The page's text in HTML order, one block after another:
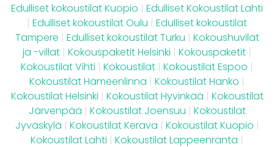
Edulliset kokoustilat Kuopio | Edulliset Kokoustilat Lahti
| Edulliset kokoustilat Oulu | Edulliset kokoustilat
Tampere | Edulliset kokoustilat Turku | Kokoushuvilat
ja -villat | Kokouspaketit Helsinki | Kokouspaketit |
Kokoustilat Vihti | Kokoustilat | Kokoustilat Espoo |
Kokoustilat Hämeenlinna | Kokoustilat Hanko |
Kokoustilat Helsinki | Kokoustilat Hyvinkää | Kokoustilat
Järvenpää | Kokoustilat Joensuu | Kokoustilat
Jyväskylä | Kokoustilat Kerava | Kokoustilat Kuopio |
Kokoustilat Lahti | Kokoustilat Lappeenranta |